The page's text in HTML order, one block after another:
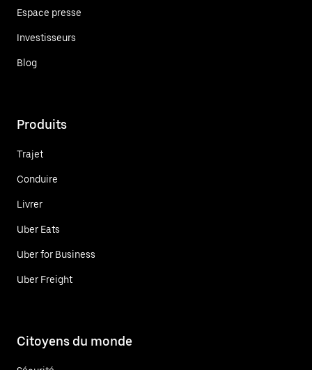
Espace presse
Investisseurs
Blog
Produits
Trajet
Conduire
Livrer
Uber Eats
Uber for Business
Uber Freight
Citoyens du monde